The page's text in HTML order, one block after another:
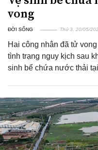
vong
ĐỜI SỐNG Thứ 3, 20/05/
Hai công nhân đã tử
tình trạng nguy kịch sau
sinh bể chứa nước thải